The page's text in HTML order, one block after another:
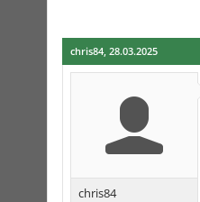
chris84, 28.03.2025
chris84